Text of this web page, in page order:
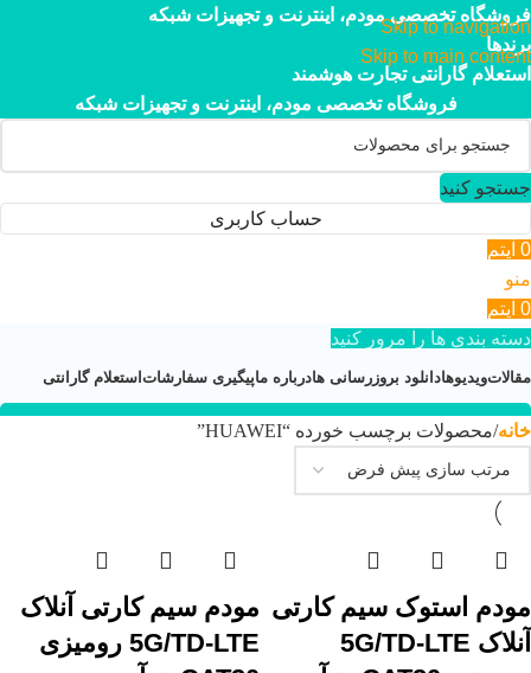
Skip to navigation
Skip to main content
فروشگاه تخصصی مودم، اینترنت و تجهیزات شبکه
برندها
استعلام گارانتی تجارت هوشمند
فروشگاه تخصصی مودم، اینترنت و تجهیزات شبکه
جستجو کنید
حساب کاربری
0 آیتم
منو
0 آیتم
دسته بندی ها را مرور کنید
مقالاتویدیوهادانلود بروزرسانی هادرباره ماپیگیری سفارشات استعلام گارانتی
۰۲۱-۴۴۹۵۲۱۱۳خانه محصولات برچسب خورده “HUAWEI”
مودم استوک سیم کارتی
آنلاک 5G/TD-LTE
مودم سیم کارتی آنلاک
5G/TD-LTE رومیزی